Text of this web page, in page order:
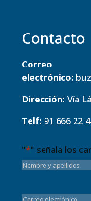
Contacto
Correo
electrónico:
Dirección: Vía
Telf: 91 666 22
"*" señala los